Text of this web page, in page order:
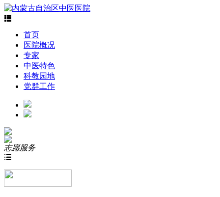

首页
医院概况
专家
中医特色
科教园地
党群工作
志愿服务
